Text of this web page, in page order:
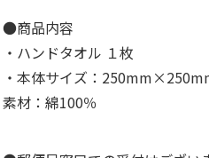
●商品内容
・ハンドタオル １枚
・本体サイズ：
素材：綿100％